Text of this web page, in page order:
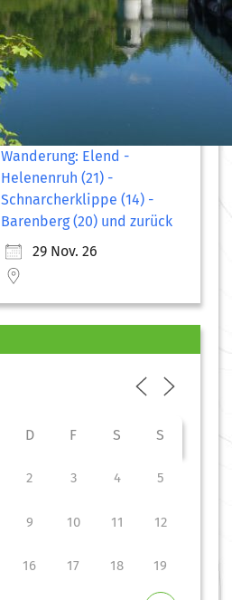
Wanderung: Elend -
Helenenruh (21) -
Schnarcherklippe (14) -
Barenberg (20) und zurück
29 Nov. 26
D F S S
2 3 4 5
9 10 11 12
16 17 18 19